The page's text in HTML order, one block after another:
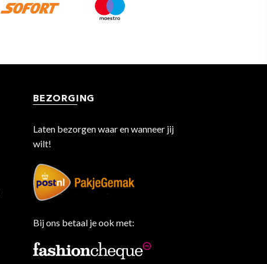
BEZORGING
Laten bezorgen waar en wanneer jij
wilt!
Bij ons betaal je ook met: